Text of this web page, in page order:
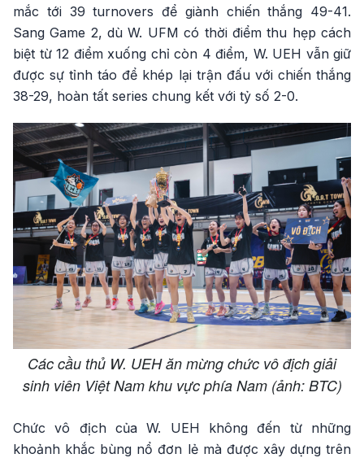
mắc tới 39 turnovers để giành chiến thắng 49-41.
Sang Game 2, dù W. UFM có thời điểm thu hẹp cách
biệt từ 12 điểm xuống chỉ còn 4 điểm, W. UEH vẫn giữ
được sự tỉnh táo để khép lại trận đấu với chiến thắng
38-29, hoàn tất series chung kết với tỷ số 2-0.
Các cầu thủ W. UEH ăn mừng chức vô địch giải
sinh viên Việt Nam khu vực phía Nam (ảnh: BTC)
Chức vô địch của W. UEH không đến từ những
khoảnh khắc bùng nổ đơn lẻ mà được xây dựng trên